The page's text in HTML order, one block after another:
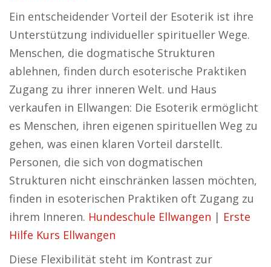
Ein entscheidender Vorteil der Esoterik ist ihre
Unterstützung individueller spiritueller Wege.
Menschen, die dogmatische Strukturen
ablehnen, finden durch esoterische Praktiken
Zugang zu ihrer inneren Welt. und Haus
verkaufen in Ellwangen: Die Esoterik ermöglicht
es Menschen, ihren eigenen spirituellen Weg zu
gehen, was einen klaren Vorteil darstellt.
Personen, die sich von dogmatischen
Strukturen nicht einschränken lassen möchten,
finden in esoterischen Praktiken oft Zugang zu
ihrem Inneren. Hundeschule Ellwangen | Erste
Hilfe Kurs Ellwangen
Diese Flexibilität steht im Kontrast zur